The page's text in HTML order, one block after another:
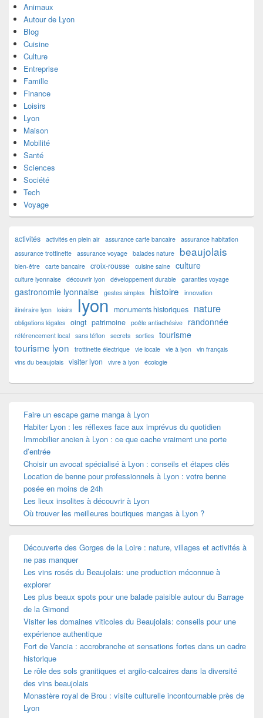
Animaux
Autour de Lyon
Blog
Cuisine
Culture
Entreprise
Famille
Finance
Loisirs
Lyon
Maison
Mobilité
Santé
Sciences
Société
Tech
Voyage
activités activités en plein air assurance carte bancaire assurance habitation
assurance trottinette assurance voyage balades nature beaujolais
bien-être carte bancaire croix-rousse cuisine saine culture
culture lyonnaise découvrir lyon développement durable garanties voyage
gastronomie lyonnaise gestes simples histoire
innovation
itinéraire lyon loisirs lyon monuments historiques nature
obligations légales oingt patrimoine poêle antiadhésive randonnée
référencement local sans téflon secrets sorties tourisme
tourisme lyon trottinette électrique vie locale vie à lyon vin français
vins du beaujolais visiter lyon vivre à lyon écologie
Faire un escape game manga à Lyon
Habiter Lyon : les réflexes face aux imprévus du quotidien
Immobilier ancien à Lyon : ce que cache vraiment une porte
d’entrée
Choisir un avocat spécialisé à Lyon : conseils et étapes clés
Location de benne pour professionnels à Lyon : votre benne
posée en moins de 24h
Les lieux insolites à découvrir à Lyon
Où trouver les meilleures boutiques mangas à Lyon ?
Découverte des Gorges de la Loire : nature, villages et activités à
ne pas manquer
Les vins rosés du Beaujolais: une production méconnue à
explorer
Les plus beaux spots pour une balade paisible autour du Barrage
de la Gimond
Visiter les domaines viticoles du Beaujolais: conseils pour une
expérience authentique
Fort de Vancia : accrobranche et sensations fortes dans un cadre
historique
Le rôle des sols granitiques et argilo-calcaires dans la diversité
des vins beaujolais
Monastère royal de Brou : visite culturelle incontournable près de
Lyon